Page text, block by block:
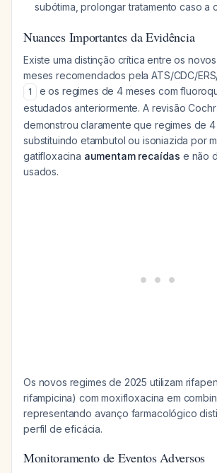
subótima, prolongar tratamento caso a
Nuances Importantes da Evidência
Existe uma distinção crítica entre os
meses recomendados pela ATS/CDC/
1
e os regimes de 4 meses com
estudados anteriormente. A revisão
demonstrou claramente que regimes de 4
substituindo etambutol ou isoniazida por
gatifloxacina aumentam recaídas e não
usados.
Os novos regimes de 2025 utilizam
rifampicina) com moxifloxacina em
representando avanço farmacológico
perfil de eficácia.
Monitoramento de Eventos Adversos